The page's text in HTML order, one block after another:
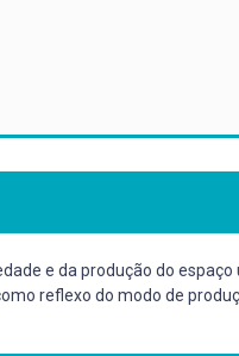
e da produção do
reflexo do modo de